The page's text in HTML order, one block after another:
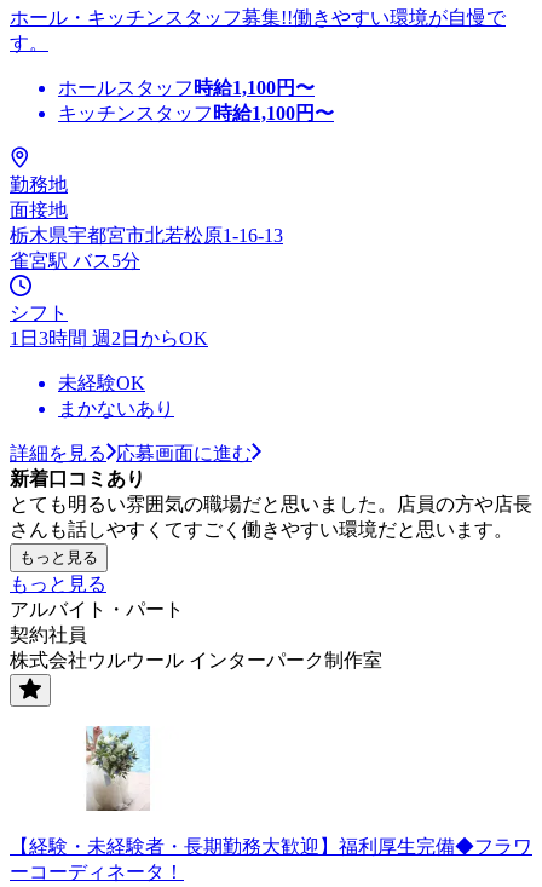
ホール・キッチンスタッフ募集!!働きやすい環境が自慢で
す。
ホールスタッフ 時給1,100円〜
キッチンスタッフ 時給1,100円〜
勤務地
面接地
栃木県宇都宮市北若松原1-16-13
雀宮駅 バス5分
シフト
1日3時間 週2日からOK
未経験OK
まかないあり
詳細を見る
応募画面に進む
新着口コミあり
とても明るい雰囲気の職場だと思いました。店員の方や店長
さんも話しやすくてすごく働きやすい環境だと思います。
もっと見る
もっと見る
アルバイト・パート
契約社員
株式会社ウルウール インターパーク制作室
【経験・未経験者・長期勤務大歓迎】福利厚生完備◆フラワ
ーコーディネータ！